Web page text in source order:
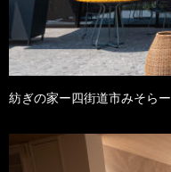
紡ぎの家ー四街道市みそらー